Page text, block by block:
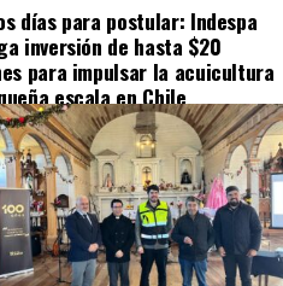
días para postular: Indespa
inversión de hasta $20
para impulsar la acuicultura
escala en Chile